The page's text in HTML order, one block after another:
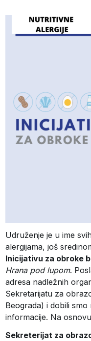
Udruženje je u ime
alergijama, još
Inicijativu za obroke
Hrana pod lupom.
adresa nadležnih
Sekretarijatu za
Beograda) i dobili
informacije. Na
Sekreterijat za